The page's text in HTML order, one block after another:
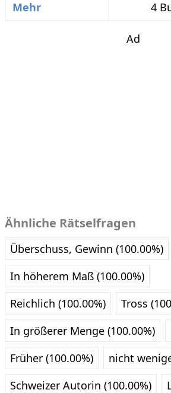
Mehr
4
Ad
Ähnliche Rätselfragen
Überschuss, Gewinn (100.00%)
In höherem Maß (100.00%)
Reichlich (100.00%)
Tross
In größerer Menge (100.00%)
Früher (100.00%)
nicht
Schweizer Autorin (100.00%)